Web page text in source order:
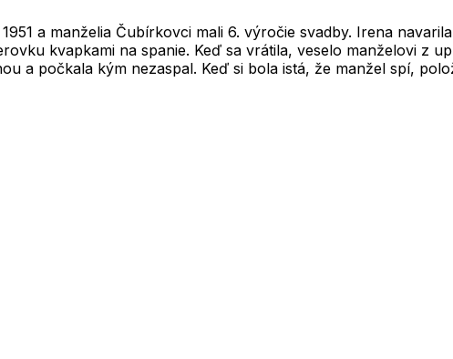
a manželia Čubírkovci mali 6. výročie svadby. Irena
kvapkami na spanie. Keď sa vrátila, veselo manželovi z
a počkala kým nezaspal. Keď si bola istá, že manžel spí,